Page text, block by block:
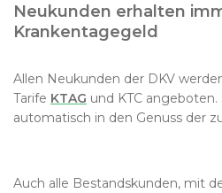
Neukunden erhalten
Krankentagegeld
Allen Neukunden der DKV
Tarife KTAG und KTC
automatisch in den Genuss der
Auch alle Bestandskunden, mit